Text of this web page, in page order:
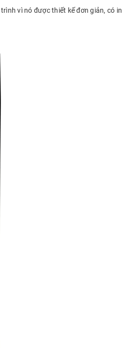
vì nó được thiết kế đơn giản, có in